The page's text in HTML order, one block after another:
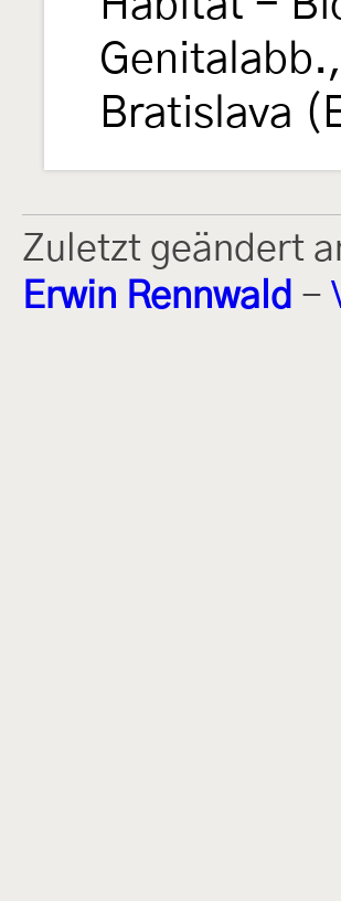
Bratislava
Zuletzt geändert
Erwin Rennwald -